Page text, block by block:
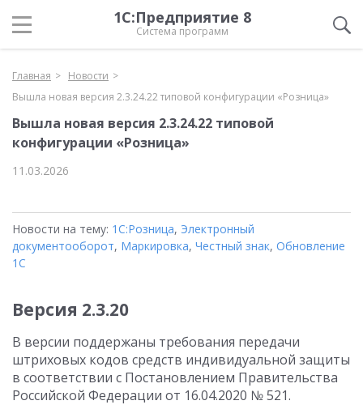
1С:Предприятие 8
Система программ
Главная
Новости
Вышла новая версия 2.3.24.22 типовой конфигурации «Розница»
Вышла новая версия 2.3.24.22 типовой
конфигурации «Розница»
11.03.2026
Новости на тему: 1С:Розница, Электронный
документооборот, Маркировка, Честный знак, Обновление
1С
Версия 2.3.20
В версии поддержаны требования передачи
штриховых кодов средств индивидуальной защиты
в соответствии с Постановлением Правительства
Российской Федерации от 16.04.2020 № 521.